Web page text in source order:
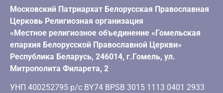
Московский Патриархат Белорусская Православная
Церковь Религиозная организация
«Местное религиозное объединение «Гомельская
епархия Белорусской Православной Церкви»
Республика Беларусь, 246014, г.Гомель, ул.
Митрополита Филарета, 2
УНП 400252795 р/с BY74 BPSB 3015 1113 0401 2933